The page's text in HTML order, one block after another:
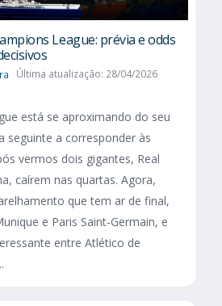
League: prévia e odds
Última atualização: 28/04/2026
está se aproximando do seu
seguinte a corresponder às
vermos dois gigantes, Real
caírem nas quartas. Agora,
que tem ar de final,
e Paris Saint-Germain, e
entre Atlético de